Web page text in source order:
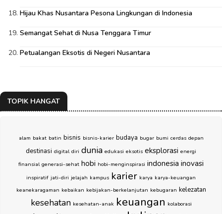
Hijau Khas Nusantara Pesona Lingkungan di Indonesia
Semangat Sehat di Nusa Tenggara Timur
Petualangan Eksotis di Negeri Nusantara
TOPIK HANGAT
alam bakat batin bisnis bisnis-karier budaya bugar bumi cerdas depan
destinasi digital diri dunia edukasi eksotis eksplorasi energi
finansial generasi-sehat hobi hobi-menginspirasi indonesia inovasi
inspiratif jati-diri jelajah kampus karier karya karya-keuangan
keanekaragaman kebaikan kebijakan-berkelanjutan kebugaran kelezatan
kesehatan kesehatan-anak keuangan kolaborasi